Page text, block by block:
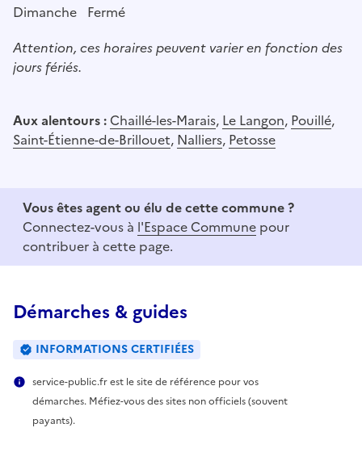
Dimanche Fermé
Attention, ces horaires peuvent varier en fonction des
jours fériés.
Aux alentours : Chaillé-les-Marais, Le Langon, Pouillé,
Saint-Étienne-de-Brillouet, Nalliers, Petosse
Vous êtes agent ou élu de cette commune ?
Connectez-vous à l'Espace Commune pour
contribuer à cette page.
Démarches & guides
INFORMATIONS CERTIFIÉES
service-public.fr est le site de référence pour vos
démarches. Méfiez-vous des sites non officiels (souvent
payants).